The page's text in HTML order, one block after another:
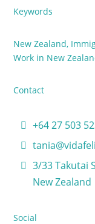
Keywords
New Zealand,
Work in New
Contact
+64 27 503
3/33 Takutai
New Zealand
Social